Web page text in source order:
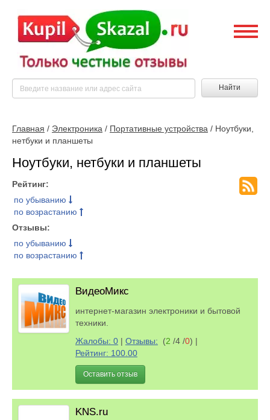
Найти
Главная / Электроника / Портативные устройства / Ноутбуки,
нетбуки и планшеты
Ноутбуки, нетбуки и планшеты
Рейтинг:
по убыванию
по возрастанию
Отзывы:
по убыванию
по возрастанию
ВидеоМикс
интернет-магазин электроники и бытовой
техники.
Жалобы: 0 | Отзывы: (2 /4 /0) |
Рейтинг: 100.00
Оставить отзыв
KNS.ru